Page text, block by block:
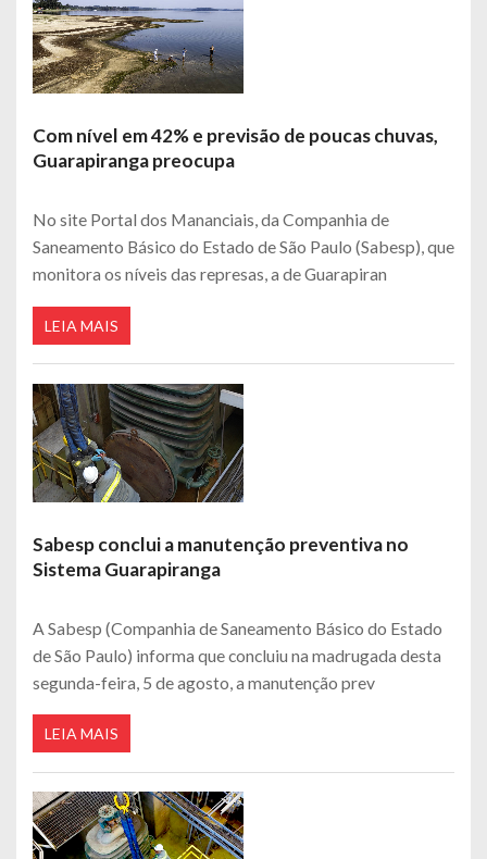
Com nível em 42% e previsão de poucas chuvas,
Guarapiranga preocupa
No site Portal dos Mananciais, da Companhia de
Saneamento Básico do Estado de São Paulo (Sabesp), que
monitora os níveis das represas, a de Guarapiran
LEIA MAIS
Sabesp conclui a manutenção preventiva no
Sistema Guarapiranga
A Sabesp (Companhia de Saneamento Básico do Estado
de São Paulo) informa que concluiu na madrugada desta
segunda-feira, 5 de agosto, a manutenção prev
LEIA MAIS